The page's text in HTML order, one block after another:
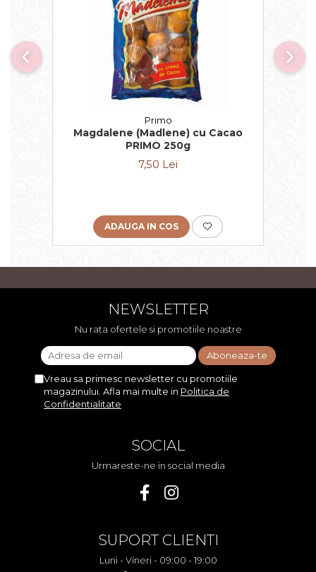
Primo
Magdalene (Madlene) cu Cacao
PRIMO 250g
7,50 Lei
ADAUGA IN COS
NEWSLETTER
Nu rata ofertele si promotiile noastre
Vreau sa primesc newsletter cu promotiile
magazinului. Afla mai multe in Politica de
Confidentialitate
SOCIAL
Urmareste-ne in social media
SUPORT CLIENTI
Luni - Vineri - 09:00 - 19:00